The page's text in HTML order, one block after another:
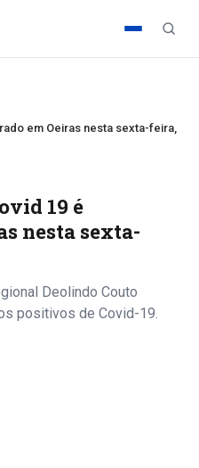
em Oeiras nesta sexta-feira,
19 é
nesta sexta-
Deolindo Couto
positivos de Covid-19.